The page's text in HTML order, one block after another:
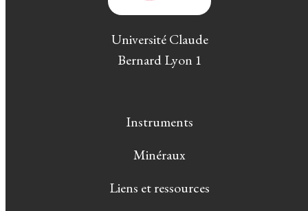
Université Claude
Bernard Lyon 1
Instruments
Minéraux
Liens et ressources